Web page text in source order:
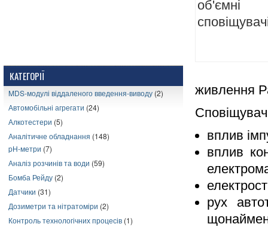
КАТЕГОРІЇ
MDS-модулі віддаленого введення-виводу (2)
Автомобільні агрегати (24)
Алкотестери (5)
Аналітичне обладнання (148)
pH-метри (7)
Аналіз розчинів та води (59)
Бомба Рейду (2)
Датчики (31)
Дозиметри та нітратоміри (2)
Контроль технологічних процесів (1)
живлення
вплив
вплив
рух